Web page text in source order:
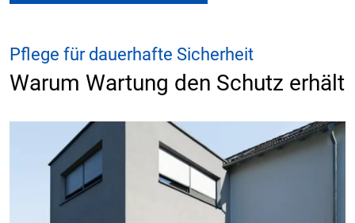
Pflege für dauerhafte Sicherheit
Warum Wartung den Schutz erhält